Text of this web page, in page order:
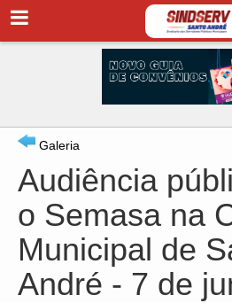
Galeria
Audiência
o Semasa na
Municipal de
André - 7 de